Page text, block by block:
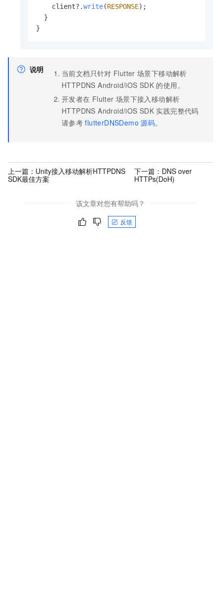
    client?.
write(RESPONSE);
  }
}
说明 当前文档只针对 Flutter 场景下移动解析
HTTPDNS Android/iOS SDK 的使用。
开发者在 Flutter 场景下接入 移动解析
HTTPDNS Android/iOS SDK 实践完整代码
请参考 flutterDNSDemo 源码。
上一篇： Unity接入移动解析HTTPDNS
SDK最佳方案
下一篇： DNS over
HTTPs(DoH)
该文章对您有帮助吗？
反馈